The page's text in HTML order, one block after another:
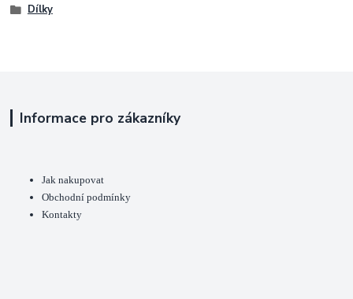
Dílky
Informace pro zákazníky
Jak nakupovat
Obchodní podmínky
Kontakty